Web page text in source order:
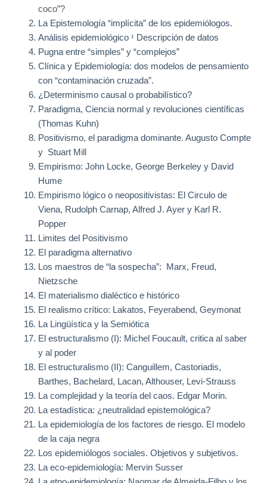
coco”?
La Epistemología“implícita” de los epidemiólogos.
Análisis epidemiológico ¹ Descripción de datos
Pugna entre “simples” y “complejos”
Clínica y Epidemiología: dos modelos de pensamiento
con “contaminación cruzada”.
¿Determinismo causal o probabilístico?
Paradigma, Ciencia normal y revoluciones científicas
(Thomas Kuhn)
Positivismo, el paradigma dominante. Augusto Compte
y Stuart Mill
Empirismo: John Locke, George Berkeley y David
Hume
Empirismo lógico o neopositivistas: El Circulo de
Viena, Rudolph Carnap, Alfred J. Ayer y Karl R.
Popper
Limites del Positivismo
El paradigma alternativo
Los maestros de “la sospecha”:
Marx, Freud,
Nietzsche
El materialismo dialéctico e histórico
El realismo crítico: Lakatos, Feyerabend, Geymonat
La Lingüísticay la Semiótica
El estructuralismo (I): Michel Foucault, critica al saber
y al poder
El estructuralismo (II): Canguillem, Castoriadis,
Barthes, Bachelard, Lacan, Althouser, Levi-Strauss
La complejidad y la teoría del caos. Edgar Morin.
La estadística: ¿neutralidad epistemológica?
La epidemiología de los factores de riesgo. El modelo
de la caja negra
Los epidemiólogos sociales. Objetivos y subjetivos.
La eco-epidemiología: Mervin Susser